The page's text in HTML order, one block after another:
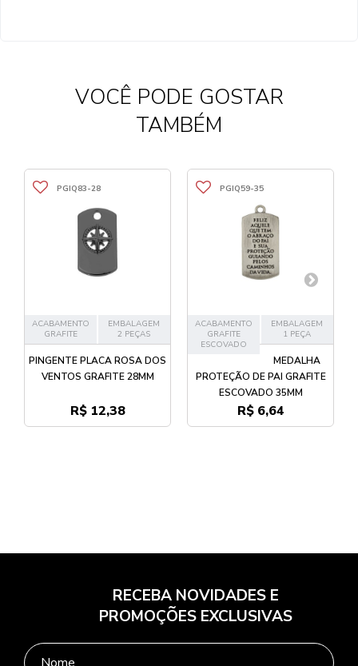
VOCÊ PODE GOSTAR
TAMBÉM
PGIQ83-28
ACABAMENTO
GRAFITE
EMBALAGEM
2 PEÇAS
PINGENTE PLACA ROSA DOS
VENTOS GRAFITE 28MM
R$ 12,38
PGIQ59-35
ACABAMENTO
GRAFITE
ESCOVADO
EMBALAGEM
1 PEÇA
MEDALHA
PROTEÇÃO DE PAI GRAFITE
ESCOVADO 35MM
R$ 6,64
RECEBA NOVIDADES E
PROMOÇÕES EXCLUSIVAS